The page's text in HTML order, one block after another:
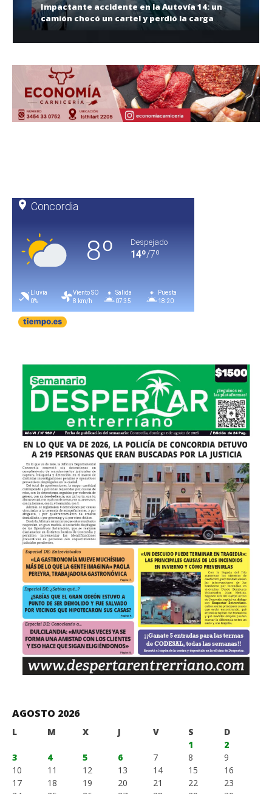
Impactante accidente en la Autovía 14: un
camión chocó un cartel y perdió la carga
AGOSTO 2026
L M X J V S
D
1
2
3
4 5 6 7 8
9
10
11 12 13 14 15
16
17
18 19 20 21 22
23